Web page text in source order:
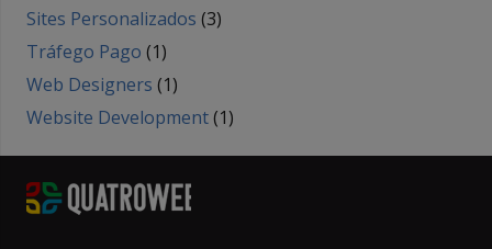
Sites Personalizados (3)
Tráfego Pago (1)
Web Designers (1)
Website Development(1)